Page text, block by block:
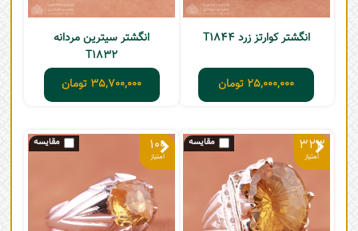
انگشتر کوارتز زرد T1844
25,000,000 تومان
انگشتر سیترین مردانه
T1832
35,700,000 تومان
323
100